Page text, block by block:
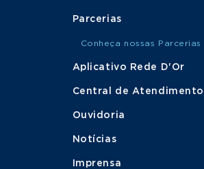
Parcerias
Conheça nossas Parcerias
Aplicativo Rede D'Or
Central de Atendimento
Ouvidoria
Notícias
Imprensa